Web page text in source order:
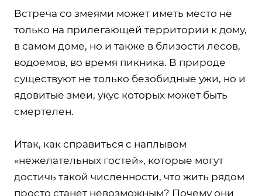
Встреча со змеями может иметь место не
только на прилегающей территории к дому,
в самом доме, но и также в близости лесов,
водоемов, во время пикника. В природе
существуют не только безобидные ужи, но и
ядовитые змеи, укус которых может быть
смертелен.
Итак, как справиться с наплывом
«нежелательных гостей», которые могут
достичь такой численности, что жить рядом
просто станет невозможным? Почему они